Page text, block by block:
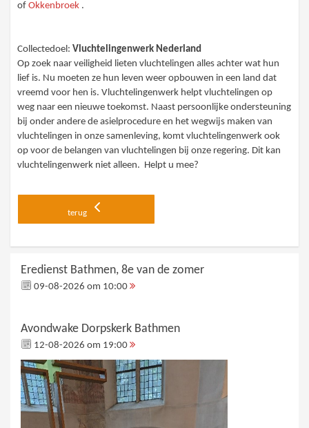
ofOkkenbroek .
Collectedoel:Vluchtelingenwerk Nederland
Op zoek naar veiligheid lieten vluchtelingen alles achter wat hun
lief is. Nu moeten ze hun leven weer opbouwen in een land dat
vreemd voor hen is. Vluchtelingenwerk helpt vluchtelingen op
weg naar een nieuwe toekomst. Naast persoonlijke ondersteuning
bij onder andere de asielprocedure en het wegwijs maken van
vluchtelingen in onze samenleving, komt vluchtelingenwerk ook
op voor de belangen van vluchtelingen bij onze regering. Dit kan
vluchtelingenwerk niet alleen. Helpt u mee?
terug
Eredienst Bathmen, 8e van de zomer
09-08-2026 om 10:00
Avondwake Dorpskerk Bathmen
12-08-2026 om 19:00